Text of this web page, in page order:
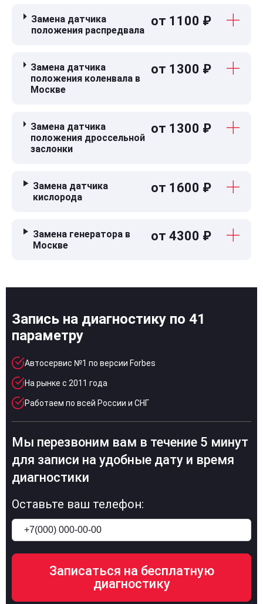
Замена датчика
положения распредвала
от 1100 ₽
Замена датчика
положения коленвала в
Москве
от 1300 ₽
Замена датчика
положения дроссельной
заслонки
от 1300 ₽
Замена датчика
кислорода
от 1600 ₽
Замена генератора в
Москве
от 4300 ₽
Запись на диагностику по 41
параметру
Автосервис №1 по версии Forbes
На рынке с 2011 года
Работаем по всей России и СНГ
Мы перезвоним вам в течение 5 минут
для записи на удобные дату и время
диагностики
Оставьте ваш телефон: